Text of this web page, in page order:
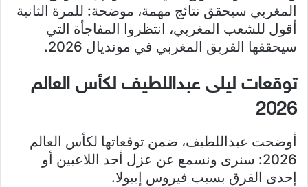
المغربي سيحقق نتائج مهمة، موضحة: للمرة الثانية
أقول للشعب المغربي، انتظروا المفاجأة التي
سيحققها الفريق المغربي في مونديال 2026.
توقعات ليلى عبداللطيف لكأس العالم
2026
أوضحت عبداللطيف، ضمن توقعاتها لكأس العالم
2026: سنرى ونسمع عن عزل أحد اللاعبين أو
إحدى الفرق بسبب فيروس إيبولا.